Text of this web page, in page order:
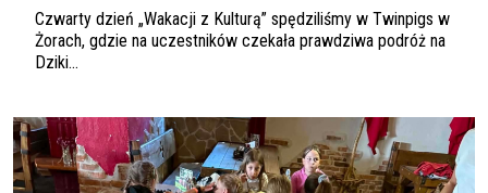
Czwarty dzień „Wakacji z Kulturą” spędziliśmy w Twinpigs w
Żorach, gdzie na uczestników czekała prawdziwa podróż na
Dziki...